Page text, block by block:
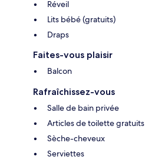
Réveil
Lits bébé (gratuits)
Draps
Faites-vous plaisir
Balcon
Rafraîchissez-vous
Salle de bain privée
Articles de toilette gratuits
Sèche-cheveux
Serviettes